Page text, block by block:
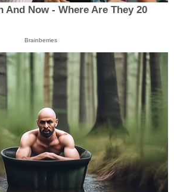
And Now - Where Are They 20
Brainberries